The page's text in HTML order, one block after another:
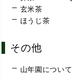
玄米茶
ほうじ茶
その他
山年園について